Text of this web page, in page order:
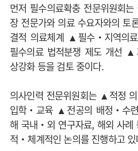
먼저 필수의료확충 전문위원회
장 전문가와 의료 수요자와의
결적 의료체계 ▲필수‧지역의
필수의료 법적분쟁 제도 개선
상강화 등을 검토 중이다.
의사인력 전문위원회는 ▲적정
입학‧교육 ▲전공의 배정‧수
해 국내‧외 연구자료, 해외 사례
적‧체계적인 논의를 진행하고 있